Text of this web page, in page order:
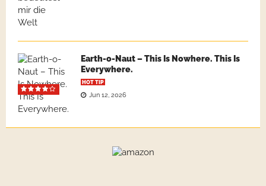
Earth-o-Naut – This Is Nowhere. This Is
Everywhere.
HOT TIP
Jun 12, 2026